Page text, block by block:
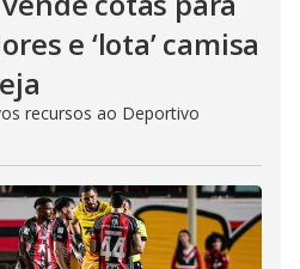
e ‘lota’ camisa
recursos ao Deportivo